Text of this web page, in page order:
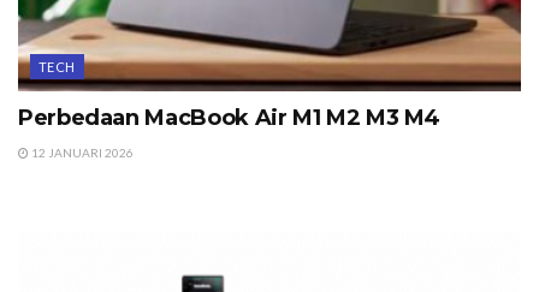
TECH
Perbedaan MacBook Air M1 M2 M3 M4
12 JANUARI 2026